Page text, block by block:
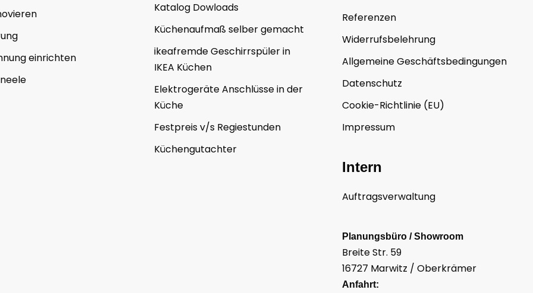
einrichten
Katalog Dowloads
Küchenaufmaß selber gemacht
ikeafremde Geschirrspüler in
IKEA Küchen
Elektrogeräte Anschlüsse in der
Küche
Festpreis v/s Regiestunden
Küchengutachter
Referenzen
Widerrufsbelehrung
Allgemeine Geschäftsbedingungen
Datenschutz
Cookie-Richtlinie (EU)
Impressum
Intern
Auftragsverwaltung
Planungsbüro / Showroom
Breite Str. 59
16727 Marwitz / Oberkrämer
Anfahrt: